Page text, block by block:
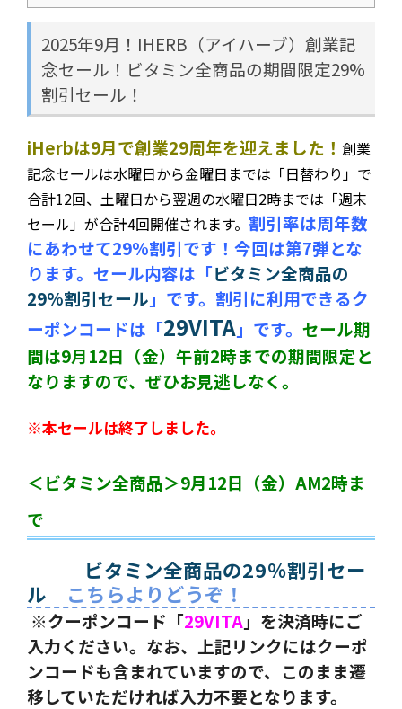
2025年9月！IHERB（アイハーブ）創業記
念セール！ビタミン全商品の期間限定29%
割引セール！
iHerbは9月で創業29周年を迎えました！ 創業
記念セールは水曜日から金曜日までは「日替わり」で
合計12回、土曜日から翌週の水曜日2時までは「週末
セール」が合計4回開催されます。 割引率は周年数
にあわせて29%割引です！今回は第7弾とな
ります。セール内容は「ビタミン全商品の
29%割引セール」です。割引に利用できるク
ーポンコードは「29VITA」です。 セール期
間は9月12日（金）午前2時までの期間限定と
なりますので、ぜひお見逃しなく。
※本セールは終了しました。
＜ビタミン全商品＞9月12日（金）AM2時ま
で
ビタミン全商品の29％割引セー
ル こちらよりどうぞ！
※クーポンコード「29VITA」を決済時にご
入力ください。なお、上記リンクにはクーポ
ンコードも含まれていますので、このまま遷
移していただければ入力不要となります。